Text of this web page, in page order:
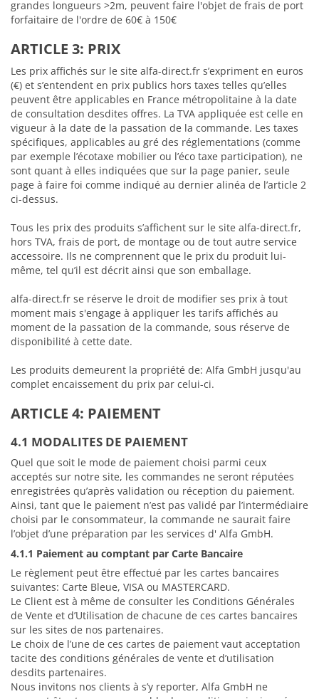
grandes longueurs >2m, peuvent faire l'objet de frais de port
forfaitaire de l'ordre de 60€ à 150€
ARTICLE 3: PRIX
Les prix affichés sur le site alfa-direct.fr s’expriment en euros
(€) et s’entendent en prix publics hors taxes telles qu’elles
peuvent être applicables en France métropolitaine à la date
de consultation desdites offres. La TVA appliquée est celle en
vigueur à la date de la passation de la commande. Les taxes
spécifiques, applicables au gré des réglementations (comme
par exemple l’écotaxe mobilier ou l’éco taxe participation), ne
sont quant à elles indiquées que sur la page panier, seule
page à faire foi comme indiqué au dernier alinéa de l’article 2
ci-dessus.
Tous les prix des produits s’affichent sur le site alfa-direct.fr,
hors TVA, frais de port, de montage ou de tout autre service
accessoire. Ils ne comprennent que le prix du produit lui-
même, tel qu’il est décrit ainsi que son emballage.
alfa-direct.fr se réserve le droit de modifier ses prix à tout
moment mais s'engage à appliquer les tarifs affichés au
moment de la passation de la commande, sous réserve de
disponibilité à cette date.
Les produits demeurent la propriété de: Alfa GmbH jusqu'au
complet encaissement du prix par celui-ci.
ARTICLE 4: PAIEMENT
4.1 MODALITES DE PAIEMENT
Quel que soit le mode de paiement choisi parmi ceux
acceptés sur notre site, les commandes ne seront réputées
enregistrées qu’après validation ou réception du paiement.
Ainsi, tant que le paiement n’est pas validé par l’intermédiaire
choisi par le consommateur, la commande ne saurait faire
l’objet d’une préparation par les services d' Alfa GmbH.
4.1.1 Paiement au comptant par Carte Bancaire
Le règlement peut être effectué par les cartes bancaires
suivantes: Carte Bleue, VISA ou MASTERCARD.
Le Client est à même de consulter les Conditions Générales
de Vente et d’Utilisation de chacune de ces cartes bancaires
sur les sites de nos partenaires.
Le choix de l’une de ces cartes de paiement vaut acceptation
tacite des conditions générales de vente et d’utilisation
desdits partenaires.
Nous invitons nos clients à s’y reporter, Alfa GmbH ne